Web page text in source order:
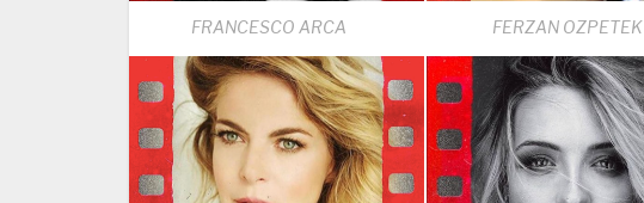
FRANCESCO ARCA FERZAN OZPETEK